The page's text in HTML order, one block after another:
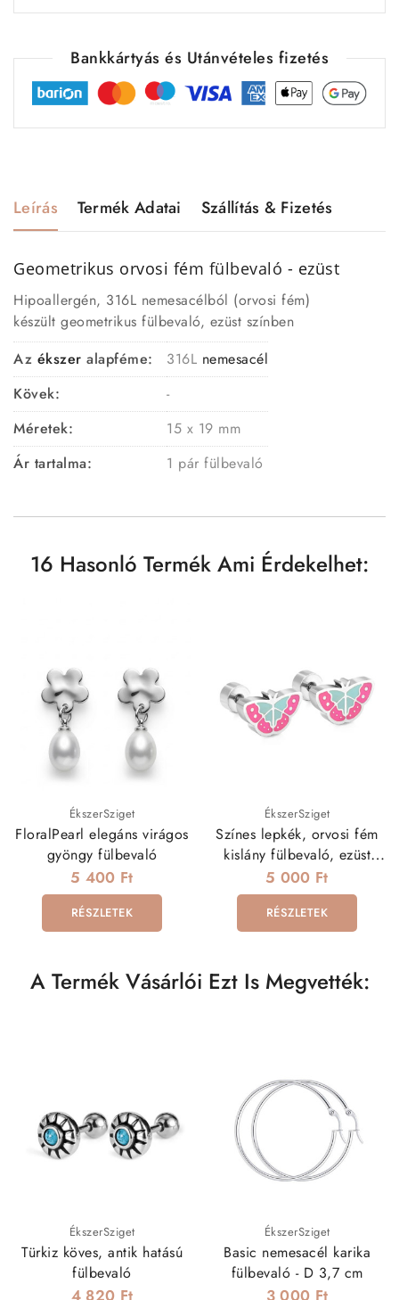
Bankkártyás és Utánvételes fizetés
Leírás Termék Adatai Szállítás & Fizetés
Geometrikus orvosi fém fülbevaló - ezüst
Hipoallergén, 316L nemesacélból (orvosi fém)
készült geometrikus fülbevaló, ezüst színben
Az ékszer alapféme: 316L nemesacél
Kövek:
-
Méretek:
15 x 19 mm
Ár tartalma:
1 pár fülbevaló
16 Hasonló Termék Ami Érdekelhet:
ÉkszerSziget
FloralPearl elegáns virágos
gyöngy fülbevaló
5 400 Ft
RÉSZLETEK
ÉkszerSziget
Színes lepkék, orvosi fém
kislány fülbevaló, ezüst
színben
5 000 Ft
RÉSZLETEK
A Termék Vásárlói Ezt Is Megvették:
ÉkszerSziget
Türkiz köves, antik hatású
fülbevaló
4 820 Ft
ÉkszerSziget
Basic nemesacél karika
fülbevaló - D 3,7 cm
3 000 Ft